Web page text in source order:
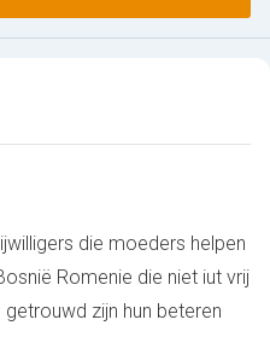
die moeders helpen
Romenie die niet iut vrij
zijn hun beteren